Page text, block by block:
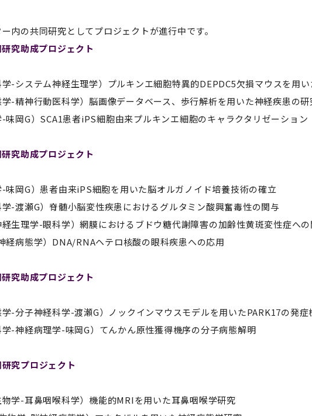
ラス
年報
ノベ
内の共同研究としてプロジェクトが進行中です。
究助成プロジェクト
学-システム神経生理学）プルキンエ細胞特異的DEPDC5欠損マウスを用
学-精神行動医科学）脳画像データベース、歩行解析を用いた神経疾患の研
-味岡G）SCA1患者iPS細胞由来プルキンエ細胞のキャラクタリゼーション
究助成プロジェクト
-味岡G）患者由来iPS細胞を用いた脳オルガノイド培養技術の確立
学-渡瀬G）脊髄小脳変性疾患におけるグルタミン酸興奮毒性の関与
経生理学-眼科学）網膜におけるブドウ糖代謝障害の加齢性黄斑変性症へ
経病態学）DNA/RNAヘテロ核酸の眼科疾患への応用
究助成プロジェクト
学-分子神経科学-渡瀬G）ノックインマウスモデルを用いたPARK17の発症
学-神経病理学-味岡G）てんかん原性獲得機序の分子病態解明
究プロジェクト
物学-耳鼻咽喉科学）機能的MRIを用いた耳鼻咽喉学研究